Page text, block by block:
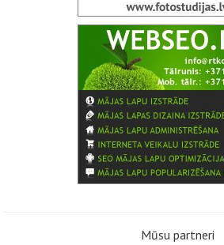
Mūsu partneri